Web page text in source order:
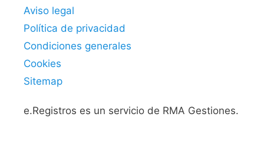
Aviso legal
Política de privacidad
Condiciones generales
Cookies
Sitemap
e.Registros es un servicio de RMA Gestiones.